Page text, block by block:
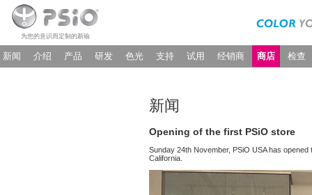
为您的意识而定制的新瑜
新闻 介绍 产品 研发 色光 支持 试用 经销商 商店 检查
新闻
Opening of the first PSiO store
Sunday 24th November, PSiO USA has
California.